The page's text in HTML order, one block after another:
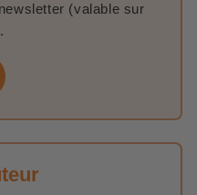
(valable sur